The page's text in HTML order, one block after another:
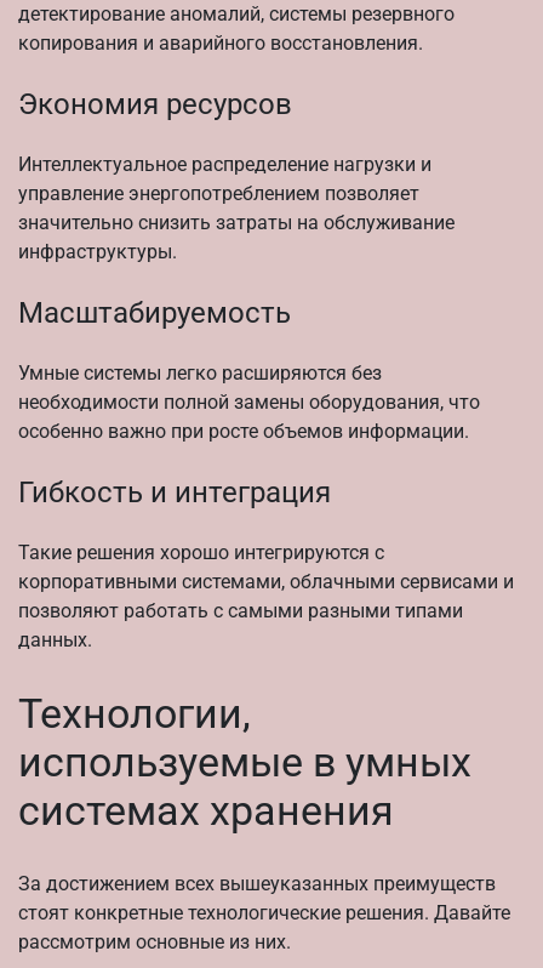
детектирование аномалий, системы резервного
копирования и аварийного восстановления.
Экономия ресурсов
Интеллектуальное распределение нагрузки и
управление энергопотреблением позволяет
значительно снизить затраты на обслуживание
инфраструктуры.
Масштабируемость
Умные системы легко расширяются без
необходимости полной замены оборудования, что
особенно важно при росте объемов информации.
Гибкость и интеграция
Такие решения хорошо интегрируются с
корпоративными системами, облачными сервисами и
позволяют работать с самыми разными типами
данных.
Технологии,
используемые в умных
системах хранения
За достижением всех вышеуказанных преимуществ
стоят конкретные технологические решения. Давайте
рассмотрим основные из них.